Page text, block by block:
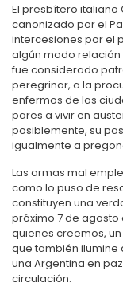
El presbítero italiano
canonizado por el
intercesiones por el
algún modo
fue considerado
peregrinar, a la
enfermos de las
pares a vivir en
posiblemente, su
igualmente a
Las armas mal
como lo puso de
constituyen una
próximo 7 de agosto
quienes creemos,
que también ilumine
una Argentina en
circulación.